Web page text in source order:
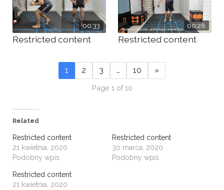
00:33
Restricted content
00:28
Restricted content
1 2 3 … 10 »
Page 1 of 10
Related
Restricted content
21 kwietnia, 2020
Podobny wpis
Restricted content
30 marca, 2020
Podobny wpis
Restricted content
21 kwietnia, 2020